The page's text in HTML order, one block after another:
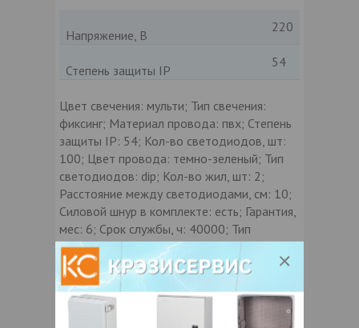
Напряжение, В
220
Степень защиты IP
54
Цвет свечения: мульти; Тип свечения:
фиксинг; Материал провода: пвх; Степень
защиты IP: 54; Кол-во светодиодов, шт:
100; Цвет провода: темно-зеленый; Тип
светодиодов: dip; Кол-во жил, шт: 2;
Расстояние между светодиодами, см: 10;
Силовой шнур в комплекте: есть; Гарантия,
мес: 6; Срок службы, ч: 40000; Тип
остатка: 3; Кол-во соединений в линию,
шт: 10; Толщина проводаММ: 3;
Напряжение, V: 220; Длина гирлянды: 10;
Мощность, Вт: 3